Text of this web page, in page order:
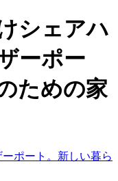
シェアハ
ーポー
ための家